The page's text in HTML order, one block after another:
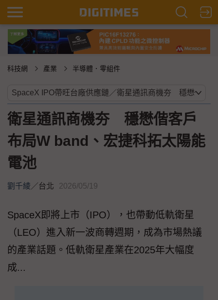
科技網 產業 半導體．零組件
衛星通訊商機夯 穩懋偕客戶
布局W band、宏捷科拓太陽能
電池
劉千綾／台北 2026/05/19
SpaceX即將上市（IPO），也帶動低軌衛星
（LEO）進入新一波商轉週期，成為市場熱議
的產業話題。低軌衛星產業在2025年大幅度
成...